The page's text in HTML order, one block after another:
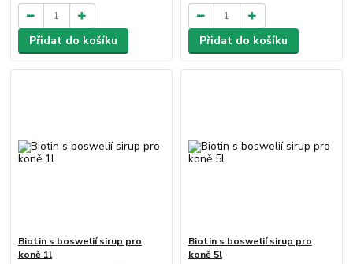
Přidat do košíku Přidat do košíku
Biotin s boswelií sirup pro
koně 1l
Biotin s boswelií sirup pro
koně 5l